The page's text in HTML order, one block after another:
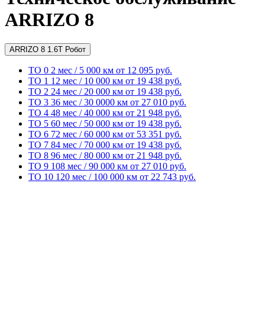
ARRIZO 8
ARRIZO 8 1.6T Робот
ТО 0 2 мес / 5 000 км от 12 095 руб.
ТО 1 12 мес / 10 000 км от 19 438 руб.
ТО 2 24 мес / 20 000 км от 19 438 руб.
ТО 3 36 мес / 30 0000 км от 27 010 руб.
ТО 4 48 мес / 40 000 км от 21 948 руб.
ТО 5 60 мес / 50 000 км от 19 438 руб.
ТО 6 72 мес / 60 000 км от 53 351 руб.
ТО 7 84 мес / 70 000 км от 19 438 руб.
ТО 8 96 мес / 80 000 км от 21 948 руб.
ТО 9 108 мес / 90 000 км от 27 010 руб.
ТО 10 120 мес / 100 000 км от 22 743 руб.